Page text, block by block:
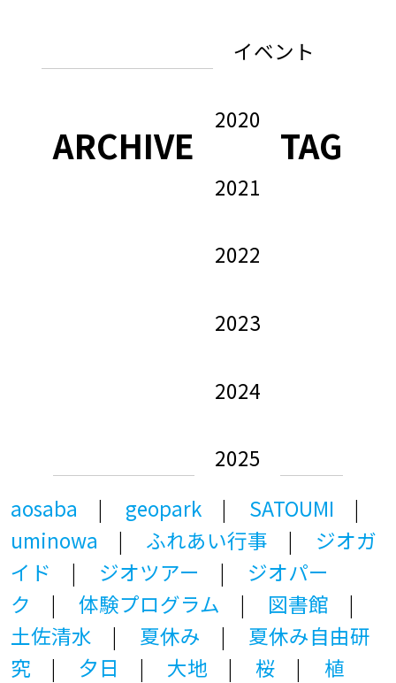
イベント
ARCHIVE
2020
2021
2022
2023
2024
2025
TAG
aosaba geopark
SATOUMI
uminowa
ふれあい行事
ジオガ
イド
ジオツアー
ジオパー
ク
体験プログラム
図書館
土佐清水
夏休み
夏休み自由研
究
夕日 大地 桜
植